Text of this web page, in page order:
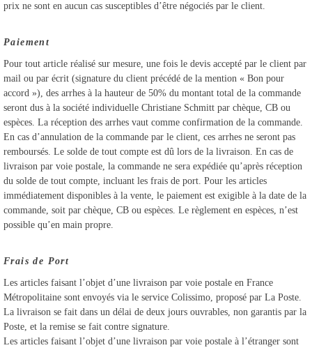
prix ne sont en aucun cas susceptibles d’être négociés par le client.
Paiement
Pour tout article réalisé sur mesure, une fois le devis accepté par le client par
mail ou par écrit (signature du client précédé de la mention « Bon pour
accord »), des arrhes à la hauteur de 50% du montant total de la commande
seront dus à la société individuelle Christiane Schmitt par chèque, CB ou
espèces. La réception des arrhes vaut comme confirmation de la commande.
En cas d’annulation de la commande par le client, ces arrhes ne seront pas
remboursés. Le solde de tout compte est dû lors de la livraison. En cas de
livraison par voie postale, la commande ne sera expédiée qu’après réception
du solde de tout compte, incluant les frais de port. Pour les articles
immédiatement disponibles à la vente, le paiement est exigible à la date de la
commande, soit par chèque, CB ou espèces. Le règlement en espèces, n’est
possible qu’en main propre.
Frais de Port
Les articles faisant l’objet d’une livraison par voie postale en France
Métropolitaine sont envoyés via le service Colissimo, proposé par La Poste.
La livraison se fait dans un délai de deux jours ouvrables, non garantis par la
Poste, et la remise se fait contre signature.
Les articles faisant l’objet d’une livraison par voie postale à l’étranger sont